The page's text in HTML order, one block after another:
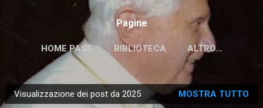
Pagine
HOME PAGE BIBLIOTECA ALTRO…
P
Visualizzazione dei post da 2025 MOSTRA TUTTO